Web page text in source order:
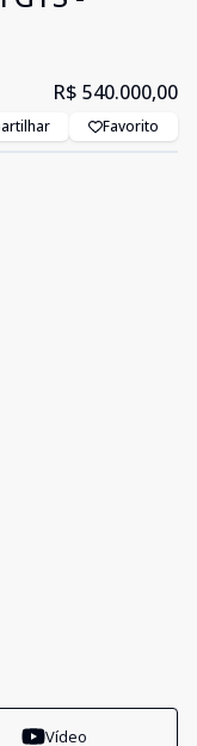
R$ 540.000,00
Favorito
Vídeo